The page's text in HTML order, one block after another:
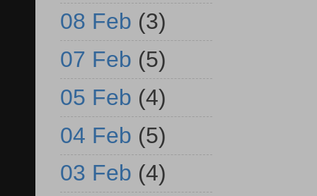
08 Feb (3)
07 Feb (5)
05 Feb (4)
04 Feb (5)
03 Feb (4)